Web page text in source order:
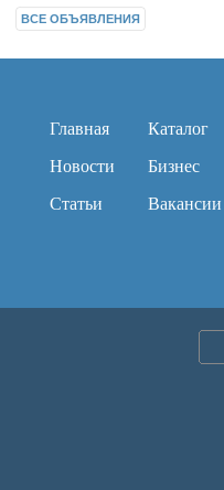
ВСЕ ОБЪЯВЛЕНИЯ
Главная
Новости
Статьи
Каталог
Бизнес
Вакансии